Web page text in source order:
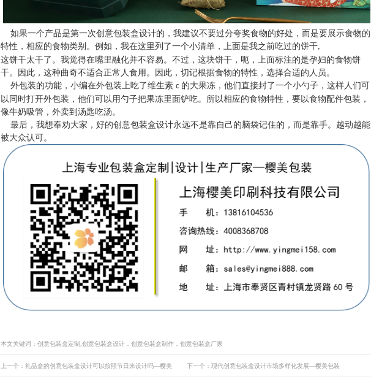
如果一个产品是第一次创意包装盒设计的，我建议不要过分夸奖食物的好处，而是要展示食物的
特性，相应的食物类别。例如，我在这里列了一个小清单，上面是我之前吃过的饼干,
这饼干太干了。我觉得在嘴里融化并不容易。不过，这块饼干，呃，上面标注的是孕妇的食物饼
干。因此，这种曲奇不适合正常人食用。因此，切记根据食物的特性，选择合适的人员。
外包装的功能，小编在外包装上吃了维生素 c 的大果冻，他们直接封了一个小勺子，这样人们可
以同时打开外包装，他们可以用勺子把果冻里面铲吃。所以相应的食物特性，要以食物配件包装，
像牛奶吸管，外卖到汤匙吃汤。
最后，我想奉劝大家，好的创意包装盒设计永远不是靠自己的脑袋记住的，而是靠手。越动越能
被大众认可。
本文关键词：创意包装盒定制,创意包装盒设计，创意包装盒制作，创意包装盒厂家
上一个：礼品盒的创意包装盒设计可以按照节日来设计吗—樱美 下一个：现代创意包装盒设计市场多样化发展—樱美包装